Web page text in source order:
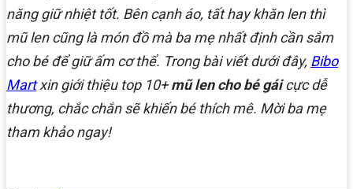
năng giữ nhiệt tốt. Bên cạnh áo, tất hay khăn len thì
mũ len cũng là món đồ mà ba mẹ nhất định cần sắm
cho bé để giữ ấm cơ thể. Trong bài viết dưới đây, Bibo
Martxin giới thiệu top 10+mũ len cho bé gáicực dễ
thương, chắc chắn sẽ khiến bé thích mê. Mời ba mẹ
tham khảo ngay!